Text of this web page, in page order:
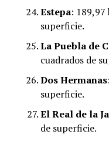
Estepa: 189,97
superficie.
La Puebla de
cuadrados de
Dos Hermanas
superficie.
El Real de la
de superficie.